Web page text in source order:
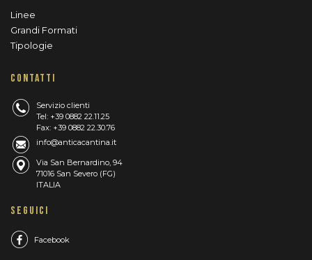
Linee
Grandi Formati
Tipologie
CONTATTI
Servizio clienti
Tel: +39 0882 22.11.25
Fax: +39 0882 22.30.76
info@anticacantina.it
Via San Bernardino, 94
71016 San Severo (FG)
ITALIA
SEGUICI
Facebook